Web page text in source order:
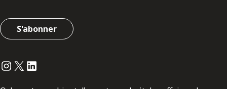
S'abonner
Instagram
Twitter
LinkedIn